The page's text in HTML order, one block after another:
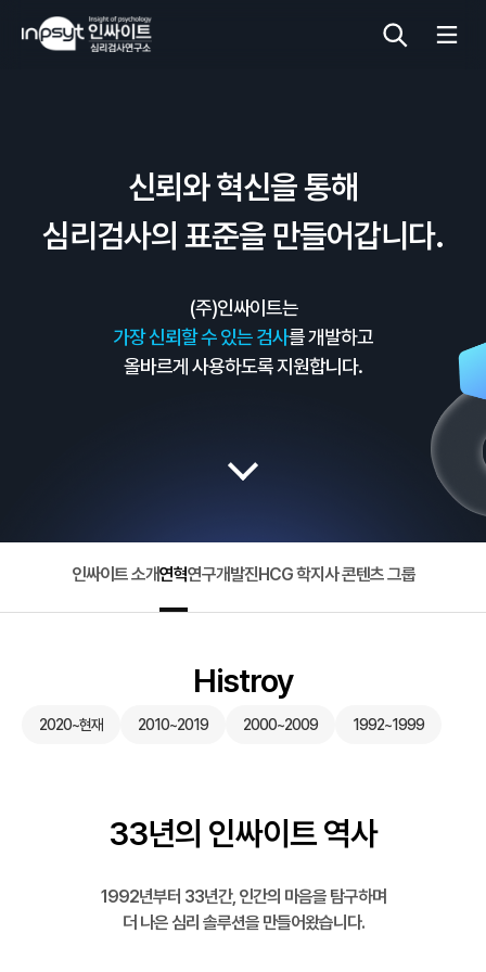
신뢰와 혁신을 통해
심리검사의 표준을 만들어갑니다.
(주)인싸이트는
가장 신뢰할 수 있는 검사를 개발하고
올바르게 사용하도록 지원합니다.
인싸이트 소개연혁연구개발진HCG 학지사 콘텐츠 그룹
Histroy
2020~현재 2010~2019 2000~2009 1992~1999
33년의 인싸이트 역사
1992년부터 33년간, 인간의 마음을 탐구하며
더 나은 심리 솔루션을 만들어왔습니다.